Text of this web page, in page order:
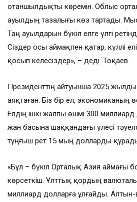
отаншылдықты көремін. Облыс
ауылдың тазалығы көз тартады.
Таң ауылдарын бүкіл елге үлгі
Сіздер осы аймақпен қатар, күллі
қосып келесіздер», – деді Қ.Тоқаев.
Президенттің айтуынша 2025 жылды
аяқтаған. Біз бір ел, экономиканың
Елдің ішкі жалпы өнімі 300
жан басына шаққандағы үлесі
тұңғыш рет 15 мың долларды
«Бұл – бүкіл Орталық Азия аймағы
көрсеткіш. Ұлттық қордың
миллиард долларға ұлғайды.